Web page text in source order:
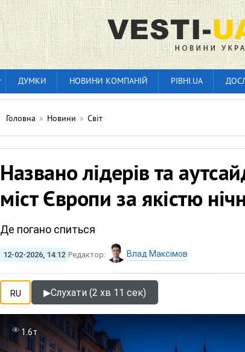
ДУМКИ НОВИНИ КОМПАНІЙ РІВНІ.UA
Головна » Новини » Світ
Названо лідерів та
міст Європи за якістю
Де погано спиться
12-02-2026, 14:12 Редактор: Влад Максімов
RU ▶Слухати (2 хв 11 сек)
1.6т